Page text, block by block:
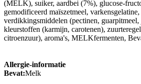
(MELK), suiker, aardbei (7%), glucose-
gemodificeerd maïszetmeel, varkensgelatine,
verdikkingsmiddelen (pectinen,
kleurstoffen (karmijn, carotenen),
citroenzuur), aroma's, MELKfermenten,
Allergie-informatie
Bevat:Melk